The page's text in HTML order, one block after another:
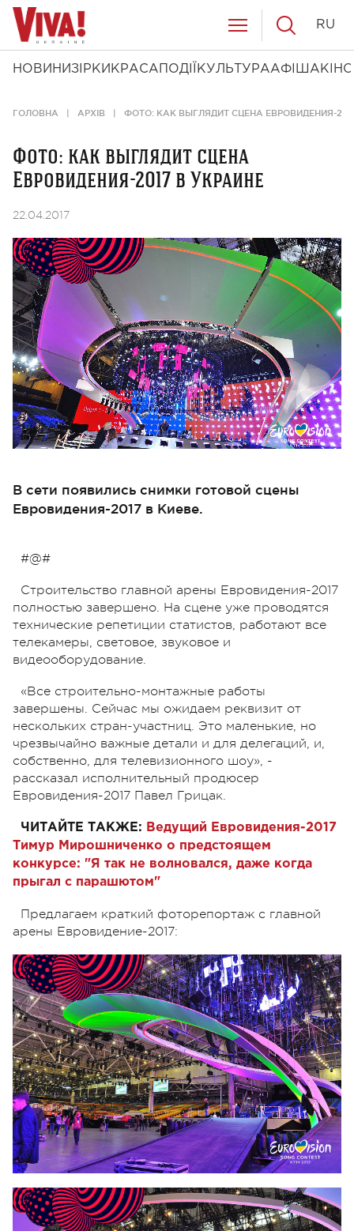
НОВИНИ ЗІРКИ КРАСА ПОДІЇ КУЛЬТУРААФІША КІНО
RU
ГОЛОВНА АРХІВ ФОТО: КАК ВЫГЛЯДИТ СЦЕНА ЕВРОВИДЕНИЯ-
Фото: как выглядит сцена
Евровидения-2017 в Украине
22.04.2017
В сети появились снимки готовой сцены
Евровидения-2017 в Киеве.
#@#
Строительство главной арены Евровидения-2017
полностью завершено. На сцене уже проводятся
технические репетиции статистов, работают все
телекамеры, световое, звуковое и
видеооборудование.
«Все строительно-монтажные работы
завершены. Сейчас мы ожидаем реквизит от
нескольких стран-участниц. Это маленькие, но
чрезвычайно важные детали и для делегаций, и,
собственно, для телевизионного шоу», -
рассказал исполнительный продюсер
Евровидения-2017 Павел Грицак.
ЧИТАЙТЕ ТАКЖЕ: Ведущий Евровидения-2017
Тимур Мирошниченко о предстоящем
конкурсе: "Я так не волновался, даже когда
прыгал с парашютом"
Предлагаем краткий фоторепортаж с главной
арены Евровидение-2017: